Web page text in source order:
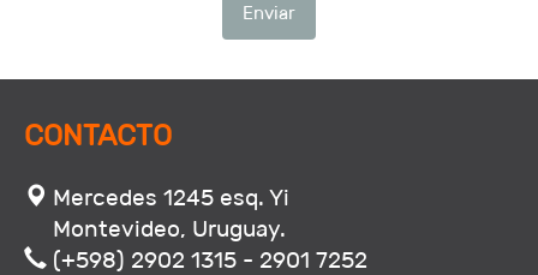
Enviar
CONTACTO
Mercedes 1245 esq. Yi
Montevideo, Uruguay.
(+598) 2902 1315 - 2901 7252